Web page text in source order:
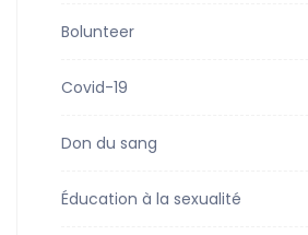
Bolunteer
Covid-19
Don du sang
Éducation à la sexualité